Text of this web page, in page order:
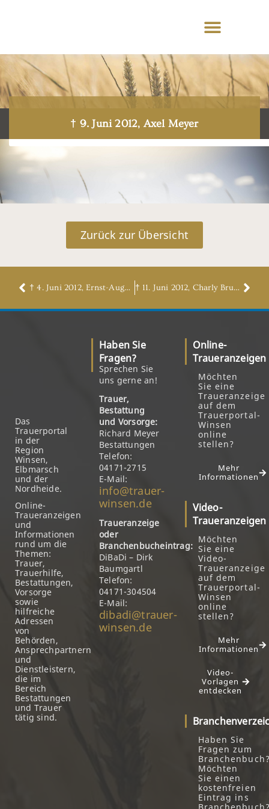
† 9. Juni 2012, Axel Meyer
Zurück zur Übersicht
† 4. Juni 2012, Ernst-August Thoms † 11. Juni 2012, Charly Brutschi (Schausteller)
Das
Trauerportal
in der
Region
Winsen,
Elbmarsch
und der
Nordheide.
Online-
Traueranzeigen
und
Informationen
rund um die
Themen:
Trauer,
Trauerhilfe,
Bestattungen,
Vorsorge
sowie
hilfreiche
Adressen
von
Behörden,
Ansprechpartnern
und
Dienstleistern,
die im
Bereich
Bestattungen
und Trauer
tätig sind.
Haben Sie
Fragen?
Sprechen Sie
uns gerne an!
Trauer,
Bestattung
und Vorsorge:
Richard Meyer
Bestattungen
Telefon:
04171-2715
E-Mail:
info@trauer-
winsen.de
Traueranzeige
oder
Branchenbucheintrag:
DiBaDi – Dirk
Baumgartl
Telefon:
04171-304504
E-Mail:
dibadi@trauer-
winsen.de
Online-
Traueranzeigen
Möchten
Sie eine
Traueranzeige
auf dem
Trauerportal-
Winsen
online
stellen?
Mehr
Informationen
Video-
Traueranzeigen
Möchten
Sie eine
Video-
Traueranzeige
auf dem
Trauerportal-
Winsen
online
stellen?
Mehr
Informationen
Video-
Vorlagen
entdecken
Haben Sie
Fragen zum
Möchten
Sie einen
kostenfreien
Eintrag ins